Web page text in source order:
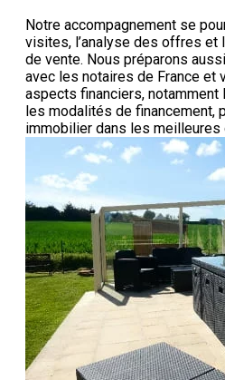
Notre accompagnement se
visites, l’analyse des offres et
de vente. Nous préparons
avec les notaires de France et
aspects financiers,
les modalités de financement,
immobilier dans les meilleures